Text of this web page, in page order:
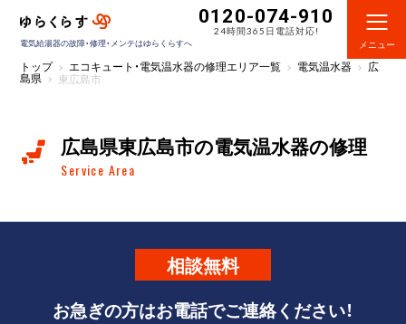
電気給湯器の故障・修理・メンテはゆらくらすへ
0120-074-910
24時間365日電話対応!
メニュー
トップ エコキュート・電気温水器の修理エリア一覧 電気温水器 広
島県 東広島市
広島県東広島市の電気温水器の修理
Service Area
相談無料
お急ぎの方はお電話でご連絡ください！